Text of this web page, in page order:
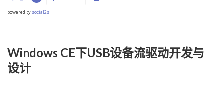
powered by social2s
Windows CE下USB设备流驱动开发与
设计